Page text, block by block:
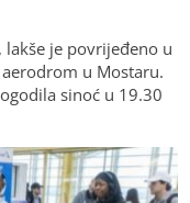
je povrijeđeno u
u Mostaru.
sinoć u 19.30